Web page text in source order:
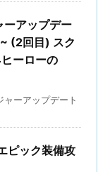
ーアップデー
(2回目) スク
ーローの
ーアップデート
ピック装備攻